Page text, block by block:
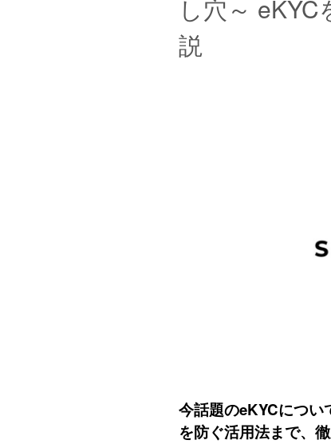
し穴～
説
今話題のeKYCにつ
を防ぐ活用法まで、